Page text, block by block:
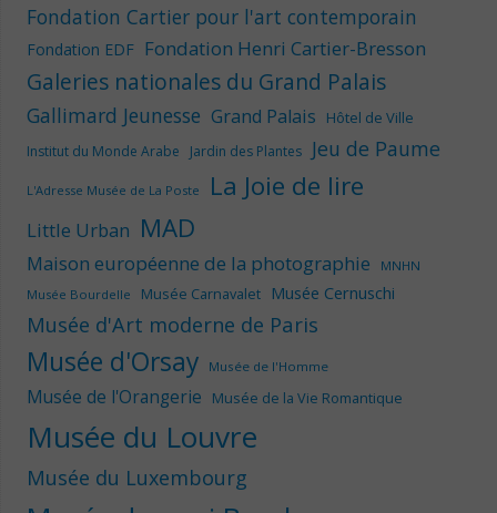
Fondation Cartier pour l'art contemporain
Fondation EDF Fondation Henri Cartier-Bresson
Galeries nationales du Grand Palais
Gallimard Jeunesse Grand Palais Hôtel de Ville
Institut du Monde Arabe Jardin des Plantes Jeu de Paume
L'Adresse Musée de La Poste La Joie de lire
Little Urban MAD
Maison européenne de la photographie
MNHN
Musée Bourdelle
Musée Carnavalet Musée Cernuschi
Musée d'Art moderne de Paris
Musée d'Orsay Musée de l'Homme
Musée de l'Orangerie Musée de la Vie Romantique
Musée du Louvre
Musée du Luxembourg